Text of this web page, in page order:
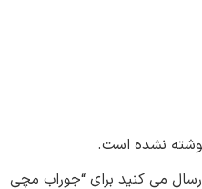
نشده است.
می کنید برای “جوراب مچی